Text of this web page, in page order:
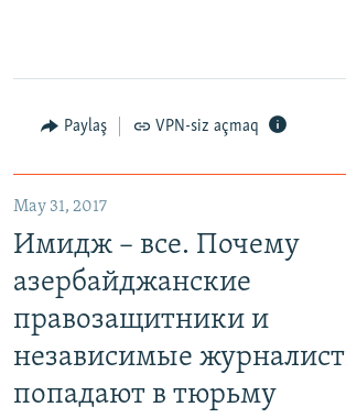
Paylaş VPN-siz açmaq
May 31, 2017
Имидж – все. Почему
азербайджанские
правозащитники и
независимые
попадают в тюрьму